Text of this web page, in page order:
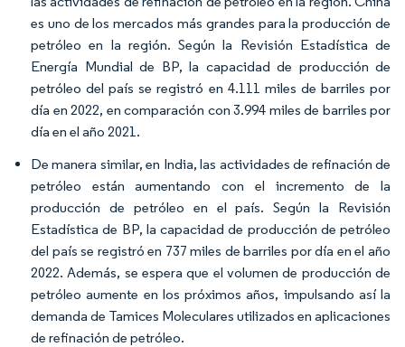
es uno de los mercados más grandes para la producción de
petróleo en la región. Según la Revisión Estadística de
Energía Mundial de BP, la capacidad de producción de
petróleo del país se registró en 4.111 miles de barriles por
día en 2022, en comparación con 3.994 miles de barriles por
día en el año 2021.
De manera similar, en India, las actividades de refinación de
petróleo están aumentando con el incremento de la
producción de petróleo en el país. Según la Revisión
Estadística de BP, la capacidad de producción de petróleo
del país se registró en 737 miles de barriles por día en el año
2022. Además, se espera que el volumen de producción de
petróleo aumente en los próximos años, impulsando así la
demanda de Tamices Moleculares utilizados en aplicaciones
de refinación de petróleo.